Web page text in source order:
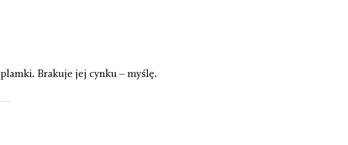
Brakuje jej cynku – myślę.